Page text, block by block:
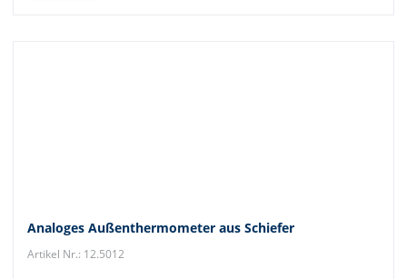
Analoges Außenthermometer aus Schiefer
Artikel Nr.: 12.5012